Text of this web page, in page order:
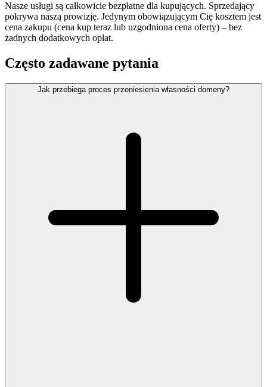
Nasze usługi są całkowicie bezpłatne dla kupujących. Sprzedający
pokrywa naszą prowizję. Jedynym obowiązującym Cię kosztem jest
cena zakupu (cena kup teraz lub uzgodniona cena oferty) – bez
żadnych dodatkowych opłat.
Często zadawane pytania
Jak przebiega proces przeniesienia własności domeny?